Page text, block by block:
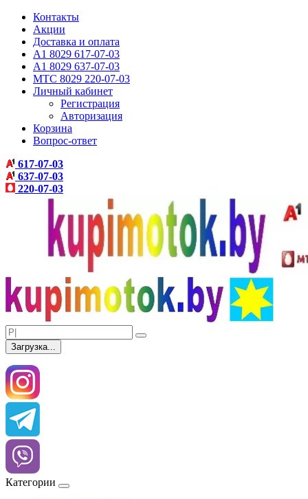
Контакты
Акции
Доставка и оплата
A1 8029 617-07-03
A1 8029 637-07-03
МТС 8029 220-07-03
Личный кабинет
Регистрация
Авторизация
Корзина
Вопрос-ответ
617-07-03
637-07-03
220-07-03
Загрузка...
Категории